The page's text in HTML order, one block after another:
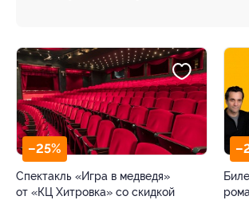
–25%
Спектакль «Игра в медведя»
от «КЦ Хитровка» со скидкой